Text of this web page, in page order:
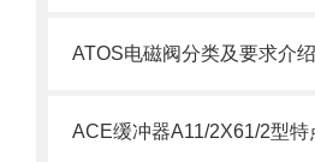
ATOS电磁阀分类及要求介绍
ACE缓冲器A11/2X61/2型特